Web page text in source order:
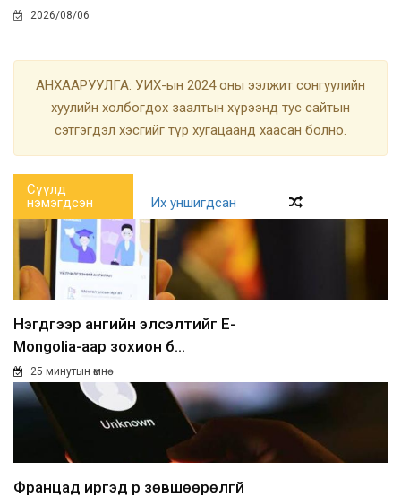
2026/08/06
АНХААРУУЛГА: УИХ-ын 2024 оны ээлжит сонгуулийн
хуулийн холбогдох заалтын хүрээнд тус сайтын
сэтгэгдэл хэсгийг түр хугацаанд хаасан болно.
Сүүлд
нэмэгдсэн
Их уншигдсан
Нэгдүгээр ангийн элсэлтийг E-
Mongolia-аар зохион б...
25 минутын өмнө
Францад иргэд рүү зөвшөөрөлгүй